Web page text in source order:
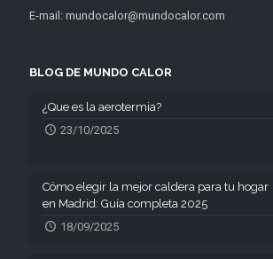
E-mail: mundocalor@mundocalor.com
BLOG DE MUNDO CALOR
¿Que es la aerotermia?
23/10/2025
Cómo elegir la mejor caldera para tu hogar
en Madrid: Guía completa 2025
18/09/2025